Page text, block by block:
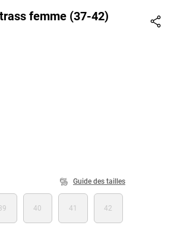
femme (37-42)
Guide des tailles
40 41 42